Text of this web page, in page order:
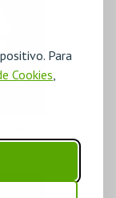
Para
Cookies,